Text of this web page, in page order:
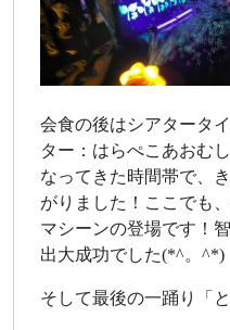
会食の後はシアタータ
ター：はらぺこあおむ
なってきた時間帯で、
がりました！ここでも
マシーンの登場です！
出大成功でした(*^。^*)
そして最後の一踊り「